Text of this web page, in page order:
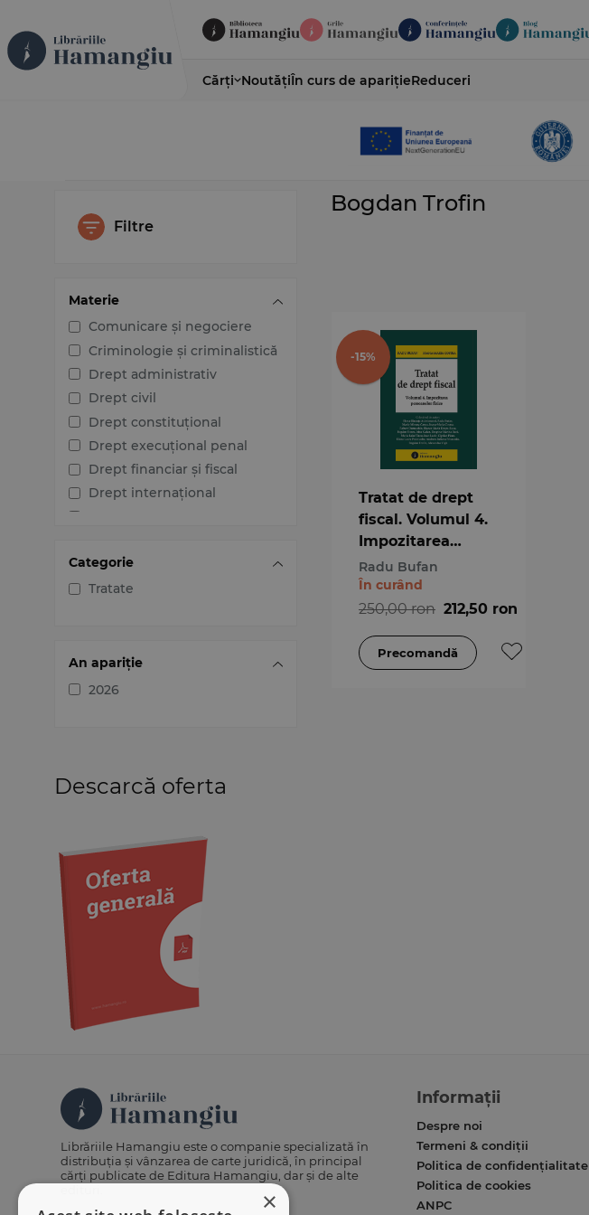
Cărți NoutățiÎn curs de aparițieReduceri
Filtre
Materie
Comunicare și negociere
Criminologie și criminalistică
Drept administrativ
Drept civil
Drept constituțional
Drept execuțional penal
Drept financiar și fiscal
Drept internațional
Drept procesual penal
Dreptul afacerilor
Dreptul muncii și securității
Jurisprudența instanțelor
Organizarea profesiilor
juridice
Protecția drepturilor omului
Psihologie
Teoria generală a dreptului
Categorie
Tratate
An apariție
2026
Descarcă oferta
Bogdan Trofin
-15%
Tratat de drept
fiscal. Volumul 4.
Impozitarea
persoanelor fizice
Radu Bufan
În curând
250,00 ron 212,50 ron
×
Librăriile Hamangiu este o companie specializată în
distribuția și vânzarea de carte juridică, în principal
cărți publicate de Editura Hamangiu, dar și de alte
Informații
Despre noi
Termeni & condiții
Politica de confidențialitate
Politica de cookies
ANPC